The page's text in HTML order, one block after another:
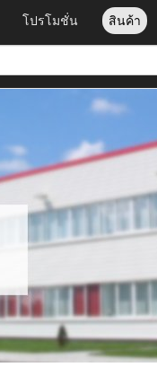
โปรโมชั่น สินค้า